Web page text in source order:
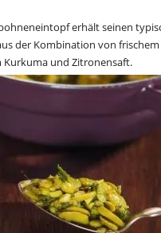
erhält seinen
der Kombination von
Kurkuma und Zitronensaft.